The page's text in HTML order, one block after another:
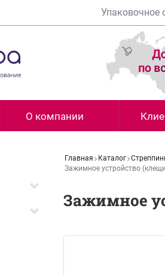
Упаковочное
О компании
Главная Каталог
Зажимное устройство
Зажимное